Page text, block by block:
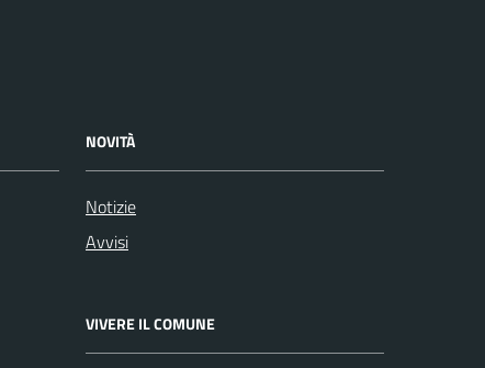
NOVITÀ
Notizie
Avvisi
VIVERE IL COMUNE